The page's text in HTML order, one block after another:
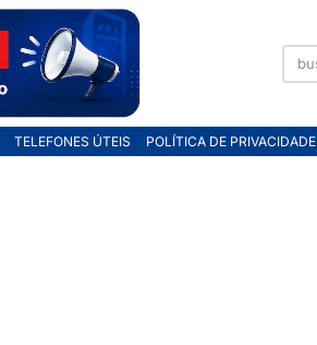
TELEFONES ÚTEIS POLÍTICA DE PRIVACIDADE